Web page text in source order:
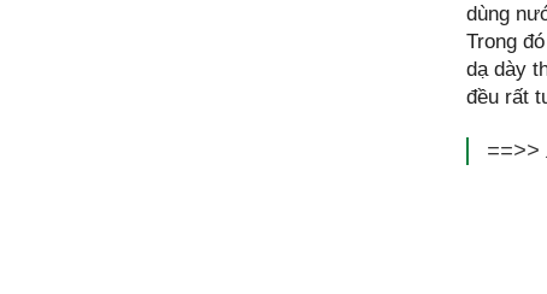
dùng
Trong
dạ dày
đều rất
==>>